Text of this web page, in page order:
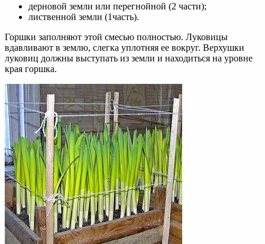
дерновой земли или перегнойной (2 части);
лиственной земли (1часть).
Горшки заполняют этой смесью полностью. Луковицы
вдавливают в землю, слегка уплотняя ее вокруг. Верхушки
луковиц должны выступать из земли и находиться на уровне
края горшка.